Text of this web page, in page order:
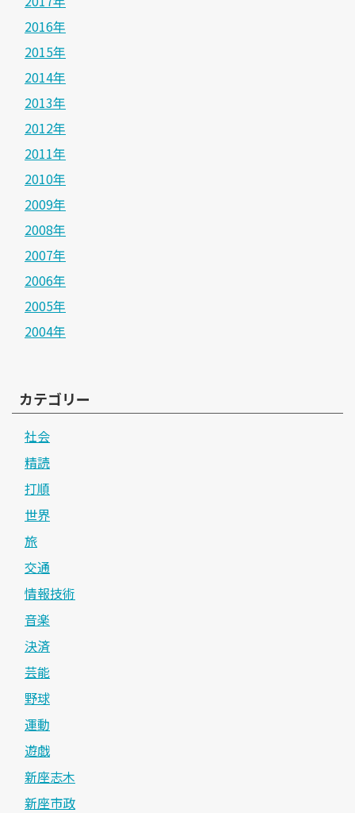
2016年
2015年
2014年
2013年
2012年
2011年
2010年
2009年
2008年
2007年
2006年
2005年
2004年
カテゴリー
社会
精読
打順
世界
旅
交通
情報技術
音楽
決済
芸能
野球
運動
遊戯
新座志木
新座市政